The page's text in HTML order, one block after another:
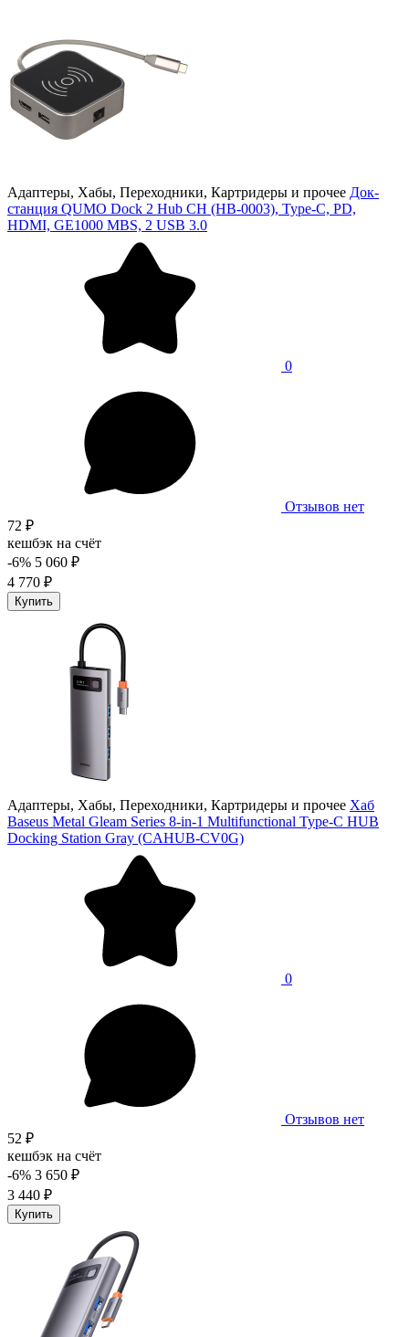
Адаптеры, Хабы, Переходники, Картридеры и прочее Док-
станция QUMO Dock 2 Hub CH (HB-0003), Type-C, PD,
HDMI, GE1000 MBS, 2 USB 3.0
0
Отзывов нет
72 ₽
кешбэк на счёт
-6% 5 060 ₽
4 770 ₽
Купить
Адаптеры, Хабы, Переходники, Картридеры и прочее Хаб
Baseus Metal Gleam Series 8-in-1 Multifunctional Type-C HUB
Docking Station Gray (CAHUB-CV0G)
0
Отзывов нет
52 ₽
кешбэк на счёт
-6% 3 650 ₽
3 440 ₽
Купить